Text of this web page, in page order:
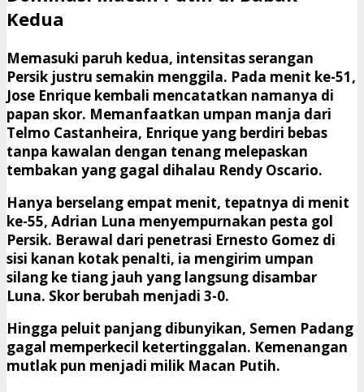
Kedua
​Memasuki paruh kedua, intensitas serangan
Persik justru semakin menggila. Pada menit ke-51,
Jose Enrique kembali mencatatkan namanya di
papan skor. Memanfaatkan umpan manja dari
Telmo Castanheira, Enrique yang berdiri bebas
tanpa kawalan dengan tenang melepaskan
tembakan yang gagal dihalau Rendy Oscario.
​Hanya berselang empat menit, tepatnya di menit
ke-55, Adrian Luna menyempurnakan pesta gol
Persik. Berawal dari penetrasi Ernesto Gomez di
sisi kanan kotak penalti, ia mengirim umpan
silang ke tiang jauh yang langsung disambar
Luna. Skor berubah menjadi 3-0.
​Hingga peluit panjang dibunyikan, Semen Padang
gagal memperkecil ketertinggalan. Kemenangan
mutlak pun menjadi milik Macan Putih.